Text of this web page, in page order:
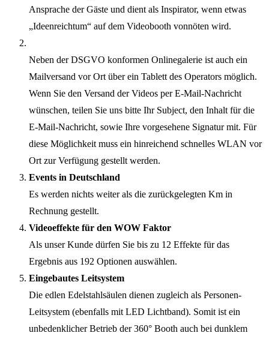
Ansprache der Gäste und dient als Inspirator, wenn etwas
„Ideenreichtum“ auf dem Videobooth vonnöten wird.
Neben der DSGVO konformen Onlinegalerie ist auch ein
Mailversand vor Ort über ein Tablett des Operators möglich.
Wenn Sie den Versand der Videos per E-Mail-Nachricht
wünschen, teilen Sie uns bitte Ihr Subject, den Inhalt für die
E-Mail-Nachricht, sowie Ihre vorgesehene Signatur mit. Für
diese Möglichkeit muss ein hinreichend schnelles WLAN vor
Ort zur Verfügung gestellt werden.
Events in Deutschland
Es werden nichts weiter als die zurückgelegten Km in
Rechnung gestellt.
Videoeffekte für den WOW Faktor
Als unser Kunde dürfen Sie bis zu 12 Effekte für das
Ergebnis aus 192 Optionen auswählen.
Eingebautes Leitsystem
Die edlen Edelstahlsäulen dienen zugleich als Personen-
Leitsystem (ebenfalls mit LED Lichtband). Somit ist ein
unbedenklicher Betrieb der 360° Booth auch bei dunklem